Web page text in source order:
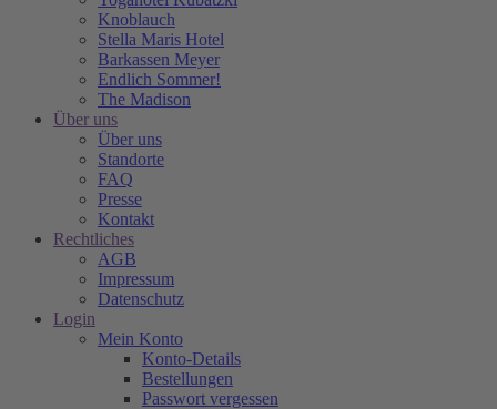
Knoblauch
Stella Maris Hotel
Barkassen Meyer
Endlich Sommer!
The Madison
Über uns
Über uns
Standorte
FAQ
Presse
Kontakt
Rechtliches
AGB
Impressum
Datenschutz
Login
Mein Konto
Konto-Details
Bestellungen
Passwort vergessen